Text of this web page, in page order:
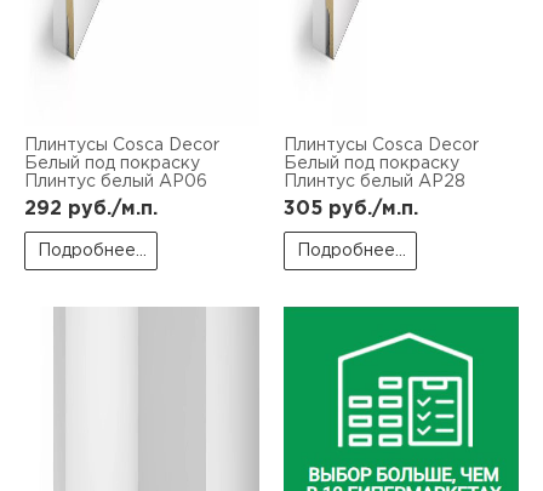
Плинтусы Cosca Decor
Белый под покраску
Плинтус белый AP06
292 руб./м.п.
Подробнее...
Плинтусы Cosca Decor
Белый под покраску
Плинтус белый AP28
305 руб./м.п.
Подробнее...